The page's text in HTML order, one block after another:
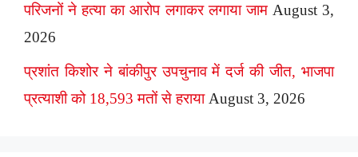
परिजनों ने हत्या का आरोप लगाकर लगाया जाम August 3,
2026
प्रशांत किशोर ने बांकीपुर उपचुनाव में दर्ज की जीत, भाजपा
प्रत्याशी को 18,593 मतों से हराया August 3, 2026